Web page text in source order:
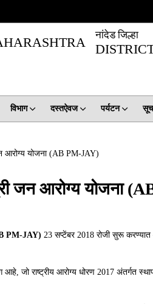
नांदेड जिल्हा
विभाग दस्तऐवज पर्यटन
आरोग्य योजना (AB PM-JAY)
जन आरोग्य योजना
PM-JAY) 23 सप्टेंबर 2018 रोजी सुरू करण्यात
जो राष्ट्रीय आरोग्य धोरण 2017 अंतर्गत